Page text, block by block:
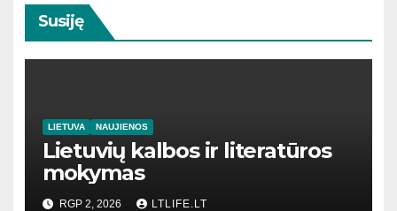
Susiję
LIETUVA NAUJIENOS
Lietuvių kalbos ir literatūros
mokymas
RGP 2, 2026 LTLIFE.LT